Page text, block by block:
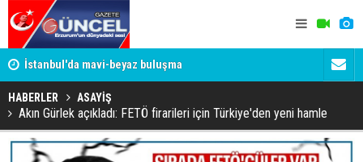
İstanbul'da mavi-beyaz buluşma
HABERLER ASAYİŞ
Akın Gürlek açıkladı: FETÖ firarileri için Türkiye'den yeni hamle